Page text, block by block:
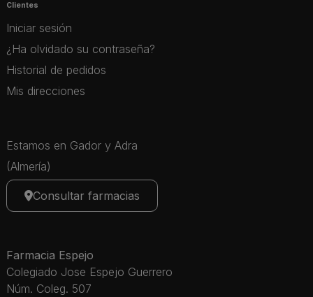
Clientes
Iniciar sesión
¿Ha olvidado su contraseña?
Historial de pedidos
Mis direcciones
Estamos en Gador y Adra
(Almería)
Consultar farmacias
Farmacia Espejo
Colegiado Jose Espejo Guerrero
Núm. Coleg. 507